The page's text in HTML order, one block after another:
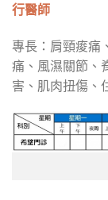
行醫師
專長：肩頸痠痛
痛、風濕關節、
害、肌肉扭傷、